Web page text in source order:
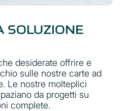
SOLUZIONE
desiderate offrire e
sulle nostre carte ad
Le nostre molteplici
da progetti su
complete.